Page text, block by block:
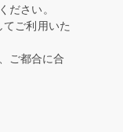
ださい。
ご利用いた
ご都合に合